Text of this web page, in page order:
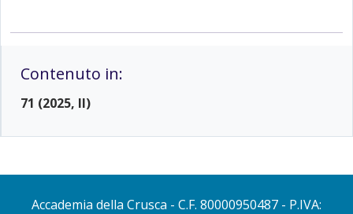
Contenuto in:
71 (2025, II)
Accademia della Crusca - C.F. 80000950487 - P.IVA: